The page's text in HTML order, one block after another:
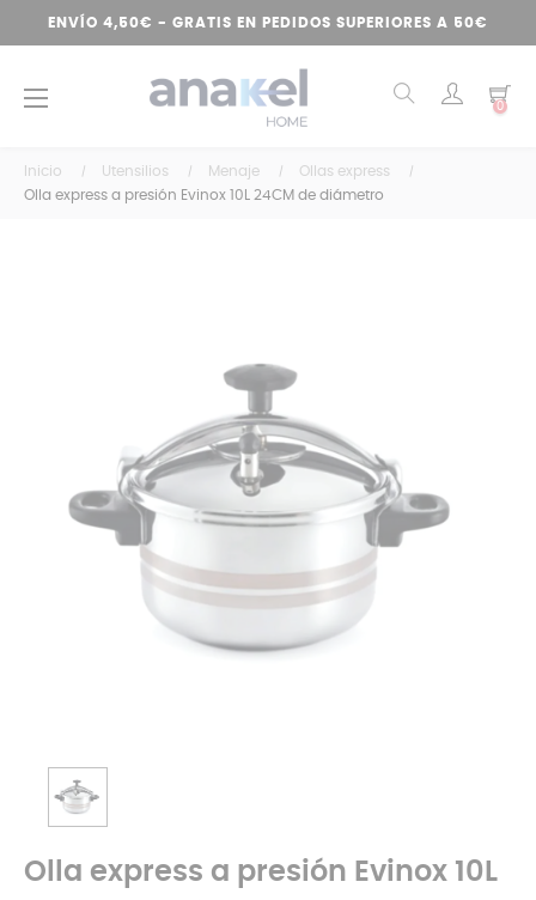
ENVÍO 4,50€ - GRATIS EN PEDIDOS SUPERIORES A 50€
Navegación
☰ 0
Inicio Utensilios Menaje
Ollas express
Olla express a presión Evinox 10L 24CM de diámetro
Olla express a presión Evinox 10L